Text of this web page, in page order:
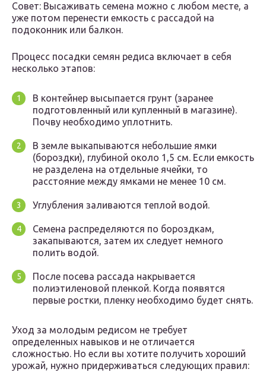
Совет: Высаживать семена можно с любом месте, а
уже потом перенести емкость с рассадой на
подоконник или балкон.
Процесс посадки семян редиса включает в себя
несколько этапов:
В контейнер высыпается грунт (заранее
подготовленный или купленный в магазине).
Почву необходимо уплотнить.
В земле выкапываются небольшие ямки
(бороздки), глубиной около 1,5 см. Если емкость
не разделена на отдельные ячейки, то
расстояние между ямками не менее 10 см.
Углубления заливаются теплой водой.
Семена распределяются по бороздкам,
закапываются, затем их следует немного
полить водой.
После посева рассада накрывается
полиэтиленовой пленкой. Когда появятся
первые ростки, пленку необходимо будет снять.
Уход за молодым редисом не требует
определенных навыков и не отличается
сложностью. Но если вы хотите получить хороший
урожай, нужно придерживаться следующих правил: